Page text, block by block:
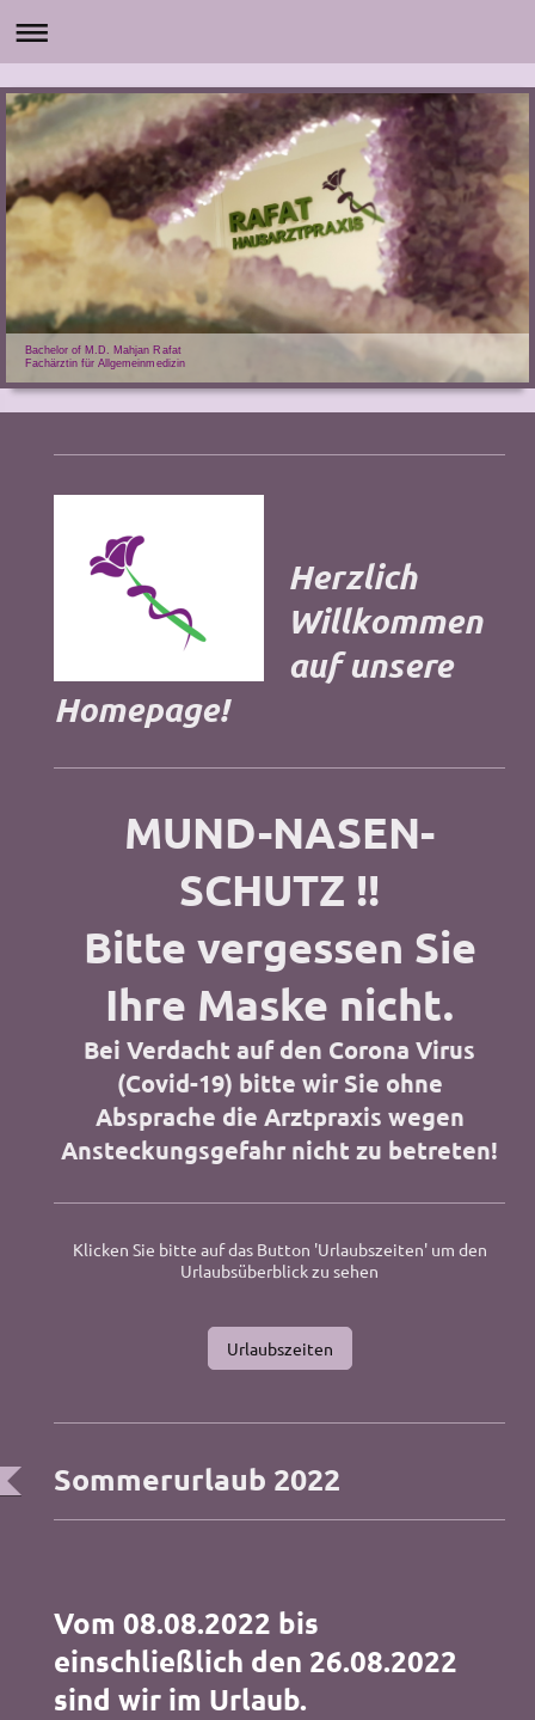
Bachelor of M.D. Mahjan Rafat
Fachärztin für Allgemeinmedizin
Herzlich
Willkommen
auf unsere
Homepage!
MUND-NASEN-
SCHUTZ !!
Bitte vergessen Sie
Ihre Maske nicht.
Bei Verdacht auf den Corona Virus
(Covid-19) bitte wir Sie ohne
Absprache die Arztpraxis wegen
Ansteckungsgefahr nicht zu betreten!
Klicken Sie bitte auf das Button 'Urlaubszeiten' um den
Urlaubsüberblick zu sehen
Urlaubszeiten
Sommerurlaub 2022
Vom 08.08.2022 bis
einschließlich den 26.08.2022
sind wir im Urlaub.